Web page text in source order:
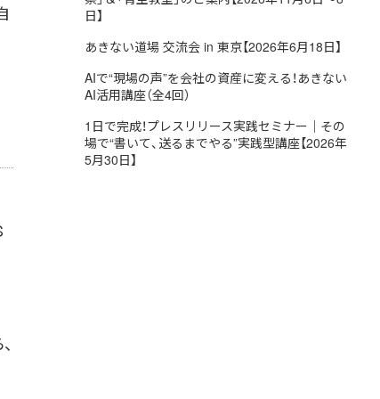
日】
あきない道場 交流会 in 東京【2026年6月18日】
AIで“現場の声”を会社の資産に変える！あきない
AI活用講座（全4回）
1日で完成！プレスリリース実践セミナー｜その
場で“書いて、送るまでやる”実践型講座【2026年
5月30日】